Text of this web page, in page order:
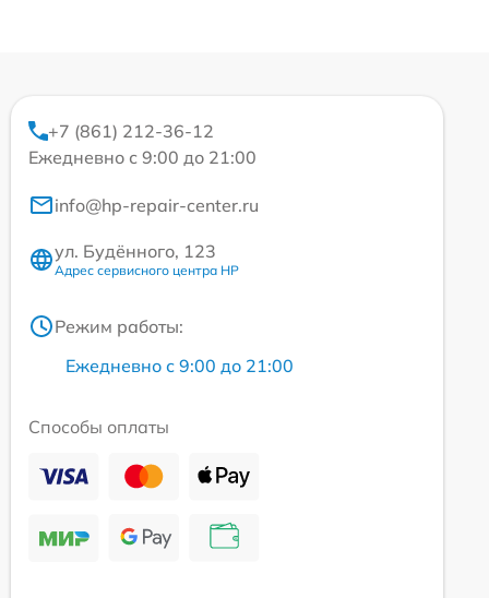
+7 (861) 212-36-12
Ежедневно с 9:00 до 21:00
info@hp-repair-center.ru
ул. Будённого, 123
Адрес сервисного центра HP
Режим работы:
Ежедневно с 9:00 до 21:00
Способы оплаты